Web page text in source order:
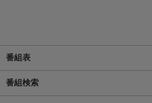
番組表
番組検索